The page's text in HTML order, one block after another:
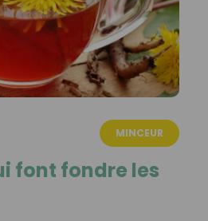
MINCEUR
font fondre les